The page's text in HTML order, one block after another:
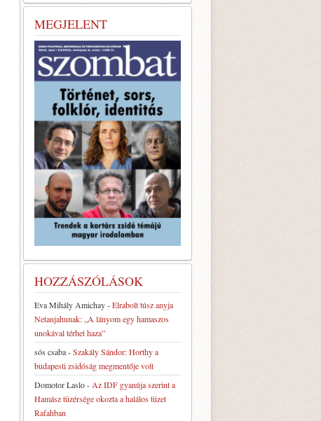
MEGJELENT
HOZZÁSZÓLÁSOK
Eva Mihály Amichay-Elrabolt túsz anyja
Netanjahunak: „A lányom egy hamaszos
unokával térhet haza”
sós csaba-Szakály Sándor: Horthy a
budapesti zsidóság megmentője volt
Domotor Laslo- Az IDF gyanúja szerint a
Hamász tüzérsége okozta a halálos tüzet
Rafahban